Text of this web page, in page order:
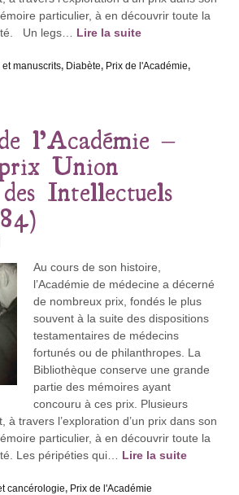
particulier, à en découvrir toute la
Un legs… Lire la suite
manuscrits, Diabète, Prix de l'Académie,
l’Académie –
Union
Intellectuels
Au cours de son histoire,
l’Académie de médecine a décerné
de nombreux prix, fondés le plus
souvent à la suite des dispositions
testamentaires de médecins
fortunés ou de philanthropes. La
Bibliothèque conserve une grande
partie des mémoires ayant
concouru à ces prix. Plusieurs
à travers l’exploration d’un prix dans son
particulier, à en découvrir toute la
Les péripéties qui… Lire la suite
cancérologie, Prix de l'Académie